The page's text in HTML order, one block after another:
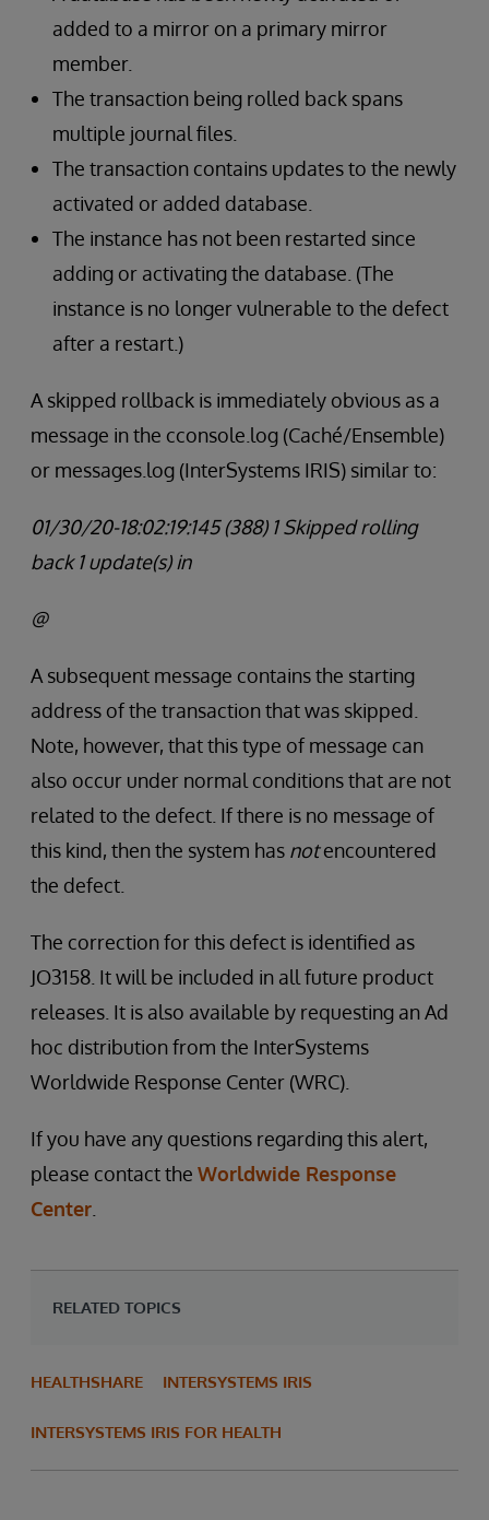
added to a mirror on a primary mirror
member.
The transaction being rolled back spans
multiple journal files.
The transaction contains updates to the newly
activated or added database.
The instance has not been restarted since
adding or activating the database. (The
instance is no longer vulnerable to the defect
after a restart.)
A skipped rollback is immediately obvious as a
message in the cconsole.log (Caché/Ensemble)
or messages.log (InterSystems IRIS) similar to:
01/30/20-18:02:19:145 (388) 1 Skipped rolling
back 1 update(s) in
@
A subsequent message contains the starting
address of the transaction that was skipped.
Note, however, that this type of message can
also occur under normal conditions that are not
related to the defect. If there is no message of
this kind, then the system has notencountered
the defect.
The correction for this defect is identified as
JO3158. It will be included in all future product
releases. It is also available by requesting an Ad
hoc distribution from the InterSystems
Worldwide Response Center (WRC).
If you have any questions regarding this alert,
please contact the Worldwide Response
Center
RELATED TOPICS
HEALTHSHARE INTERSYSTEMS IRIS
INTERSYSTEMS IRIS FOR HEALTH